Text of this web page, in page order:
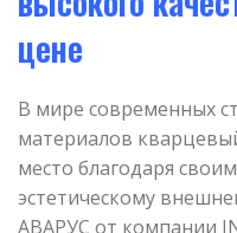
цене
В мире современных
материалов
место благодаря
эстетическому
АВАРУС от компании